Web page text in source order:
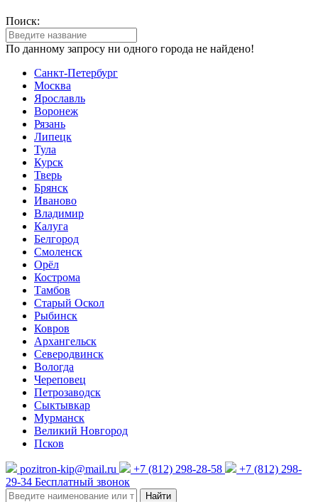
Поиск:
По данному запросу ни одного города не найдено!
Санкт-Петербург
Москва
Ярославль
Воронеж
Рязань
Липецк
Тула
Курск
Тверь
Брянск
Иваново
Владимир
Калуга
Белгород
Смоленск
Орёл
Кострома
Тамбов
Старый Оскол
Рыбинск
Ковров
Архангельск
Северодвинск
Вологда
Череповец
Петрозаводск
Сыктывкар
Мурманск
Великий Новгород
Псков
pozitron-kip@mail.ru +7 (812) 298-28-58
+7 (812) 298-
29-34 Бесплатный звонок
Найти